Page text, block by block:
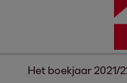
Het boekjaar 2021/